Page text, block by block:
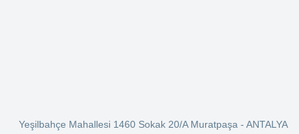
Bu ürüne benzer farklı alternatifler olmalı.
Yeşilbahçe Mahallesi 1460 Sokak 20/A Muratpaşa - ANTALYA